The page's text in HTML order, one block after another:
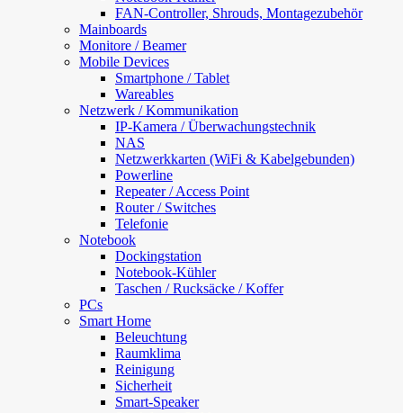
FAN-Controller, Shrouds, Montagezubehör
Mainboards
Monitore / Beamer
Mobile Devices
Smartphone / Tablet
Wareables
Netzwerk / Kommunikation
IP-Kamera / Überwachungstechnik
NAS
Netzwerkkarten (WiFi & Kabelgebunden)
Powerline
Repeater / Access Point
Router / Switches
Telefonie
Notebook
Dockingstation
Notebook-Kühler
Taschen / Rucksäcke / Koffer
PCs
Smart Home
Beleuchtung
Raumklima
Reinigung
Sicherheit
Smart-Speaker